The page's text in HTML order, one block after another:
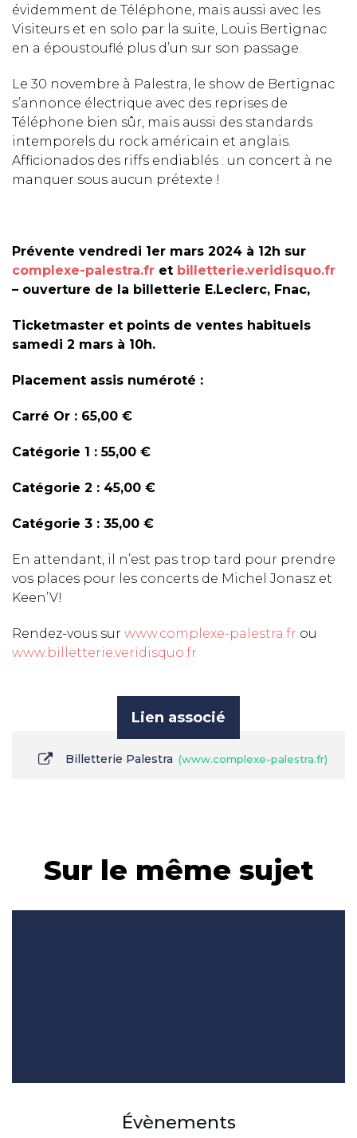
évidemment de Téléphone, mais aussi avec les
Visiteurs et en solo par la suite, Louis Bertignac
en a époustouflé plus d’un sur son passage.
Le 30 novembre à Palestra, le show de Bertignac
s’annonce électrique avec des reprises de
Téléphone bien sûr, mais aussi des standards
intemporels du rock américain et anglais.
Afficionados des riffs endiablés : un concert à ne
manquer sous aucun prétexte !
Prévente vendredi 1er mars 2024 à 12h sur
complexe-palestra.fr et billetterie.veridisquo.fr
– ouverture de la billetterie E.Leclerc, Fnac,
Ticketmaster et points de ventes habituels
samedi 2 mars à 10h.
Placement assis numéroté :
Carré Or : 65,00 €
Catégorie 1 : 55,00 €
Catégorie 2 : 45,00 €
Catégorie 3 : 35,00 €
En attendant, il n’est pas trop tard pour prendre
vos places pour les concerts de Michel Jonasz et
Keen’V!
Rendez-vous sur www.complexe-palestra.fr ou
www.billetterie.veridisquo.fr
Lien associé
Billetterie Palestra www.complexe-palestra.fr
Sur le même sujet
Évènements